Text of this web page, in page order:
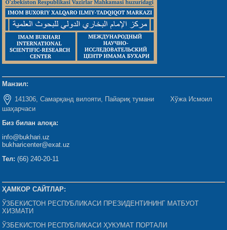
Манзил:
141306, Самарқанд вилояти, Пайариқ тумани Хўжа Исмоил
шаҳарчаси
Биз билан алоқа:
info@bukhari.uz
bukharicenter@exat.uz
Тел: (66) 240-20-11
ҲАМКОР САЙТЛАР:
ЎЗБЕКИСТОН РЕСПУБЛИКАСИ ПРЕЗИДЕНТИНИНГ МАТБУОТ
ХИЗМАТИ
ЎЗБЕКИСТОН РЕСПУБЛИКАСИ ҲУКУМАТ ПОРТАЛИ